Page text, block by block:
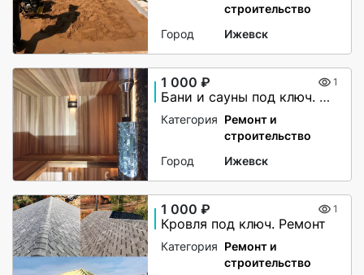
строительство
Город
Ижевск
1 000 ₽ 1
Бани и сауны под ключ. Ремонт
Категория Ремонт и
строительство
Город
Ижевск
1 000 ₽ 1
Кровля под ключ. Ремонт
Категория Ремонт и
строительство